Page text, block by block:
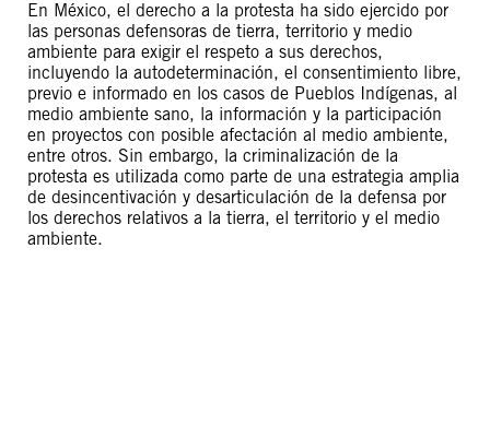
En México, el derecho a la protesta ha sido ejercido por
las personas defensoras de tierra, territorio y medio
ambiente para exigir el respeto a sus derechos,
incluyendo la autodeterminación, el consentimiento libre,
previo e informado en los casos de Pueblos Indígenas, al
medio ambiente sano, la información y la participación
en proyectos con posible afectación al medio ambiente,
entre otros. Sin embargo, la criminalización de la
protesta es utilizada como parte de una estrategia amplia
de desincentivación y desarticulación de la defensa por
los derechos relativos a la tierra, el territorio y el medio
ambiente.